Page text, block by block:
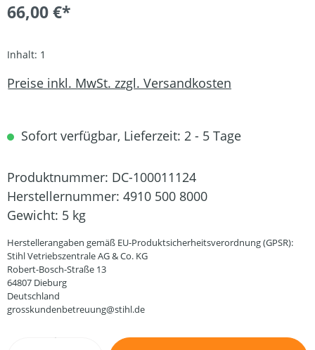
66,00 €*
Inhalt: 1
Preise inkl. MwSt. zzgl. Versandkosten
Sofort verfügbar, Lieferzeit: 2 - 5 Tage
Produktnummer: DC-100011124
Herstellernummer: 4910 500 8000
Gewicht: 5 kg
Herstellerangaben gemäß EU-Produktsicherheitsverordnung (GPSR):
Stihl Vetriebszentrale AG & Co. KG
Robert-Bosch-Straße 13
64807 Dieburg
Deutschland
grosskundenbetreuung@stihl.de